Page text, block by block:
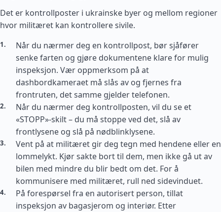
Det er kontrollposter i ukrainske byer og mellom regioner
hvor militæret kan kontrollere sivile.
Når du nærmer deg en kontrollpost, bør sjåfører
senke farten og gjøre dokumentene klare for mulig
inspeksjon. Vær oppmerksom på at
dashbordkameraet må slås av og fjernes fra
frontruten, det samme gjelder telefonen.
Når du nærmer deg kontrollposten, vil du se et
«STOPP»-skilt – du må stoppe ved det, slå av
frontlysene og slå på nødblinklysene.
Vent på at militæret gir deg tegn med hendene eller en
lommelykt. Kjør sakte bort til dem, men ikke gå ut av
bilen med mindre du blir bedt om det. For å
kommunisere med militæret, rull ned sidevinduet.
På forespørsel fra en autorisert person, tillat
inspeksjon av bagasjerom og interiør. Etter